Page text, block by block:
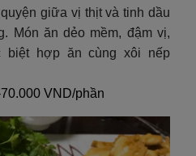
giữa vị thịt và tinh dầu
Món ăn dẻo mềm, đậm vị,
biệt hợp ăn cùng xôi nếp
VND/phần